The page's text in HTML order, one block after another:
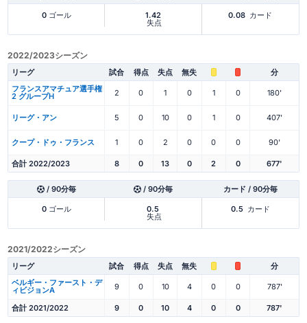
0ゴール 1.42
失点
0.08 カード
2022/2023シーズン
リーグ 試合 得点 失点 無失
分
フランスアマチュア選手権
2 グループH 2 0 1 0 1 0 180'
リーグ・アン 5 0 10 0 1 0 407'
クープ・ドゥ・フランス 1 0 2 0 0 0 90'
合計 2022/2023 8 0 13 0 2 0 677'
/ 90分毎 / 90分毎 カード / 90分毎
0ゴール 0.5
失点
0.5 カード
2021/2022シーズン
リーグ 試合 得点 失点 無失
分
ベルギー・ファースト・デ
ィビジョンA 9 0 10 4 0 0 787'
合計 2021/2022 9 0 10 4 0 0 787'